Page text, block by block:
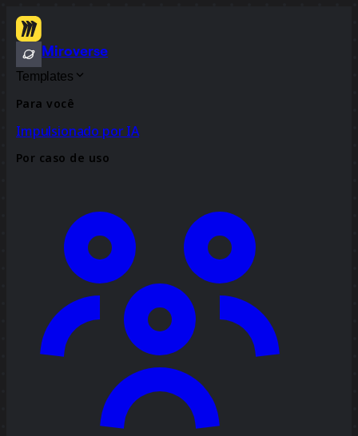
Miroverse
Templates
Para você
Impulsionado por IA
Por caso de uso